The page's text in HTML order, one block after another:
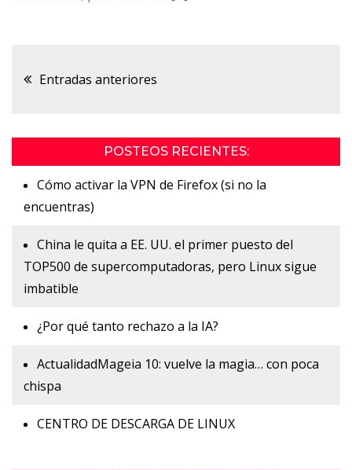
Navegación
entradas
Entradas anteriores
POSTEOS RECIENTES:
Cómo activar la VPN de Firefox (si no la
encuentras)
China le quita a EE. UU. el primer puesto del
TOP500 de supercomputadoras, pero Linux sigue
imbatible
¿Por qué tanto rechazo a la IA?
ActualidadMageia 10: vuelve la magia… con poca
chispa
CENTRO DE DESCARGA DE LINUX